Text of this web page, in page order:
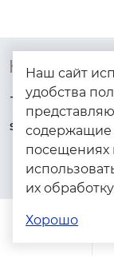
Контакты
+7 (925) 144-64-
Помощь
Наш сайт
удобства
посещениях
их
Хорошо